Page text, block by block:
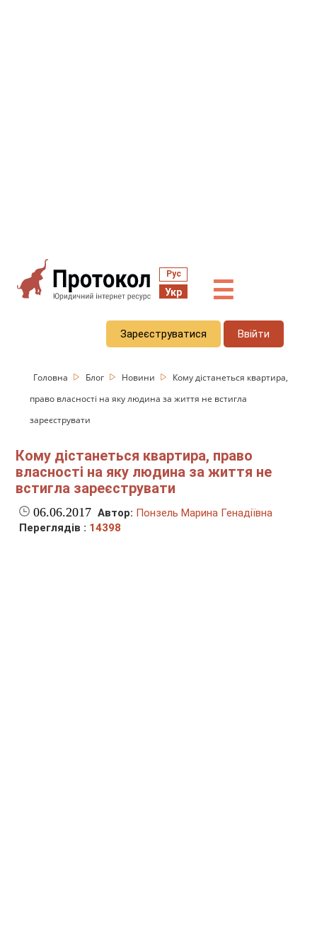
Рус
Укр ☰
Зареєструватися Ввійти
Головна Блог Новини
Кому дістанеться квартира,
право власності на яку людина за життя не встигла
зареєструвати
Кому дістанеться квартира, право
власності на яку людина за життя не
встигла зареєструвати
06.06.2017 Автор: Понзель Марина Генадіївна
Переглядів : 14398